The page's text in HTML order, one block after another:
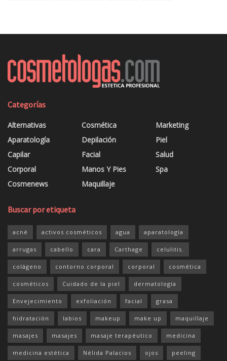
Categorías
Alternativas
Aparatología
Capilar
Corporal
Cosmenews
Cosmética
Depilación
Facial
Manos Y Pies
Maquillaje
Marketing
Piel
Salud
Spa
Buscar por etiqueta
acné activos cosméticos agua aparatología
arrugas cabello cara Carthage celulitis.
colágeno contorno corporal corporal cosmética
cosméticos Cuidado de la piel dermatología
Envejecimiento exfoliación facial grasa
hidratación labios makeup make up maquillaje
masajes masajes masaje terapéutico medicina
medicina estética Nélida Palacios ojos peeling